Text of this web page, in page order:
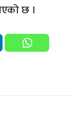
छ ।